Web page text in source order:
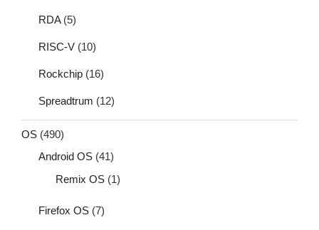
RDA(5)
RISC-V (10)
Rockchip (16)
Spreadtrum (12)
OS (490)
Android OS (41)
Remix OS (1)
Firefox OS (7)